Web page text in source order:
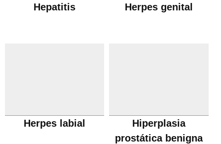
Hepatitis Herpes genital
Herpes labial
Hiperplasia
prostática benigna